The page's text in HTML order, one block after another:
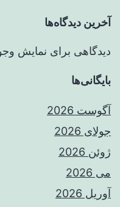
آخرین دیدگاه‌ها
دیدگاهی برای نمایش
بایگانی‌ها
آگوست 2026
جولای 2026
ژوئن 2026
می 2026
آوریل 2026